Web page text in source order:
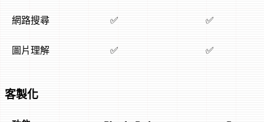
網路搜尋 ✅ ✅
圖片理解 ✅ ✅
客製化